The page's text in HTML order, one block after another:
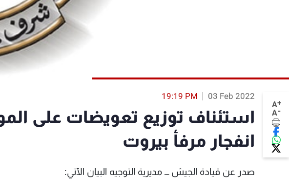
A+
A-
03 Feb 2022
19:19 PM
استئناف توزيع تعويضات على
انفجار مرفأ بيروت
صدر عن قيادة الجيش ـــ مديرية التوجيه البيان الآتي: